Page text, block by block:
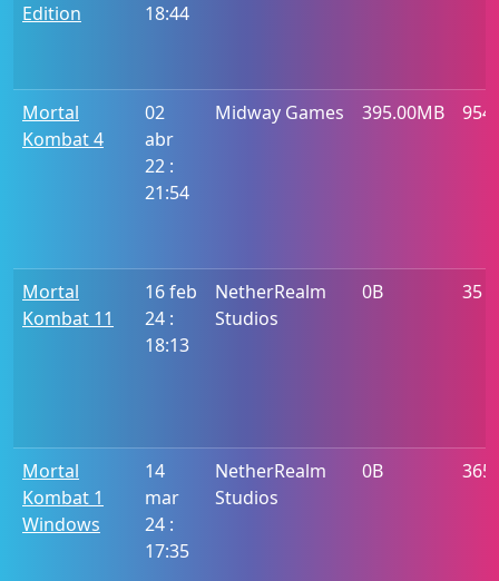
Edition
18:44
Mortal
Kombat 4
02
abr
22 :
21:54
Midway Games 395.00MB 954
Mortal
Kombat 11
16 feb
24 :
18:13
NetherRealm
Studios
0B 35
Mortal
Kombat 1
Windows
14
mar
24 :
17:35
NetherRealm
Studios
0B